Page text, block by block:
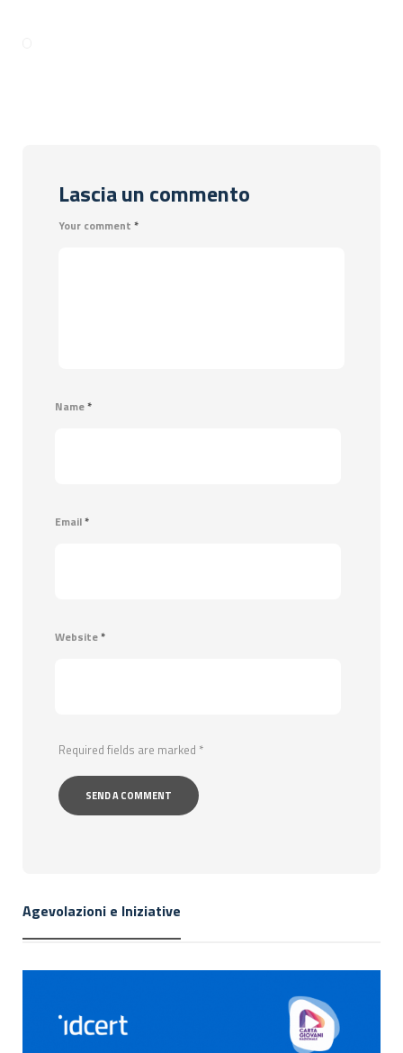
Lascia un commento
Your comment *
Name*
Email*
Website*
Required fields are marked *
Agevolazioni e Iniziative